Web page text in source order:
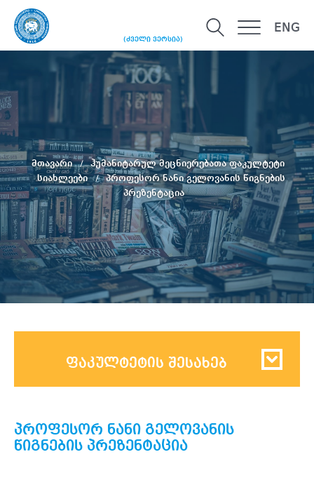
(ძველი ვერსია)
ENG
მთავარი
ჰუმანიტარულ მეცნიერებათა ფაკულტეტი
სიახლეები
პროფესორ ნანი გელოვანის წიგნების
პრეზენტაცია
ფაკულტეტის შესახებ
პროფესორ ნანი გელოვანის
წიგნების პრეზენტაცია